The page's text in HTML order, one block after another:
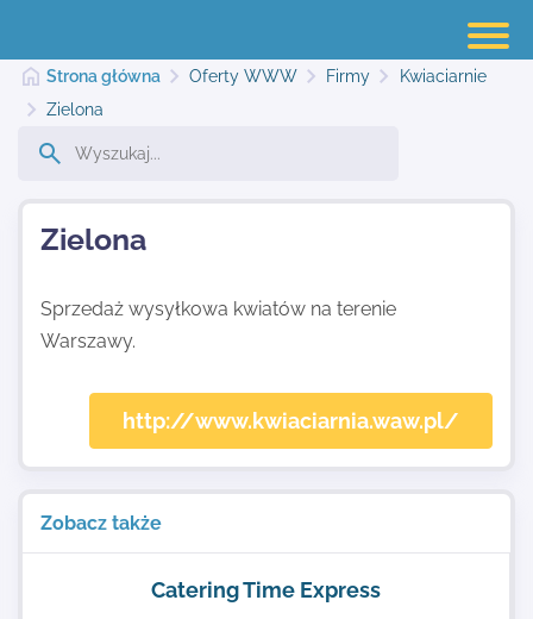
Najnowsze
Strona główna Oferty WWW Firmy
Kwiaciarnie
Zielona
Zielona
Sprzedaż wysyłkowa kwiatów na terenie
Warszawy.
http://www.kwiaciarnia.waw.pl/
Zobacz także
Catering Time Express